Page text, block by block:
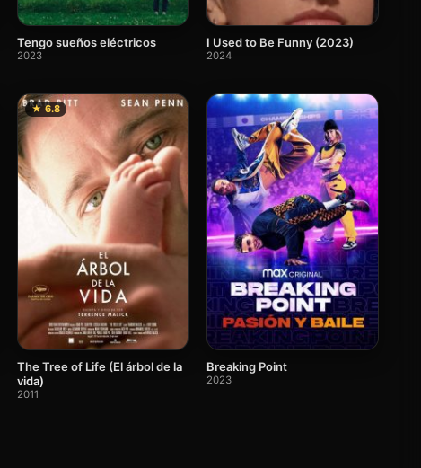
Tengo sueños eléctricos
2023
I Used to Be Funny (2023)
2024
★ 6.8
The Tree of Life (El árbol de la
vida)
2011
Breaking Point
2023